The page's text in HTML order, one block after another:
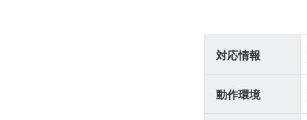
対応情報
動作環境